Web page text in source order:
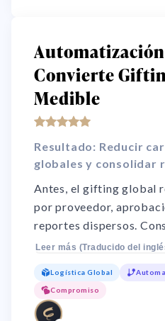
Convierte
Medible
Resultado: Reducir
globales y consolidar
Antes, el gifting global
por proveedor,
reportes dispersos.
de compras, operación
automatizado. El
operativo, mayor
entre regiones y un
Leer más (Traducido del
Logística Global
Compromiso